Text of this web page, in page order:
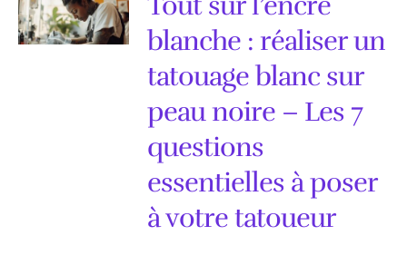
blanche : réaliser un
tatouage blanc sur
peau noire – Les 7
questions
essentielles à poser
à votre tatoueur